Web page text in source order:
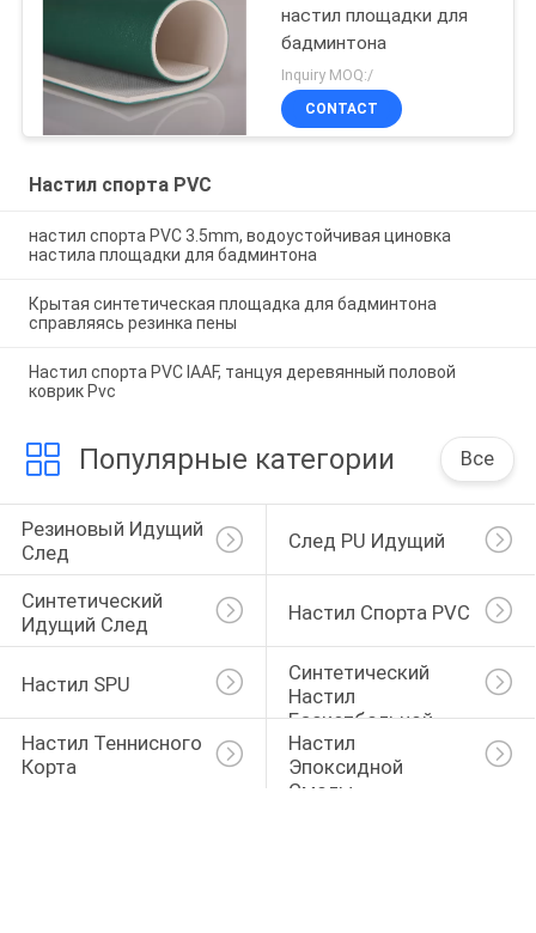
настил площадки для
бадминтона
Inquiry MOQ:/
CONTACT
Настил спорта PVC
настил спорта PVC 3.5mm, водоустойчивая циновка
настила площадки для бадминтона
Крытая синтетическая площадка для бадминтона
справляясь резинка пены
Настил спорта PVC IAAF, танцуя деревянный половой
коврик Pvc
Популярные категории Все
Резиновый Идущий
След
След PU Идущий
Синтетический
Идущий След
Настил Спорта PVC
Настил SPU
Синтетический
Настил
Баскетбольной
Площадки
Настил Теннисного
Корта
Настил
Эпоксидной
Смолы